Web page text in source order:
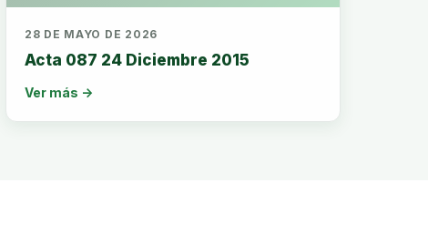
28 DE MAYO DE 2026
Acta 087 24 Diciembre 2015
Ver más →